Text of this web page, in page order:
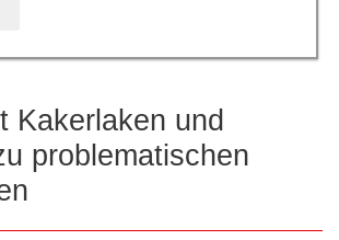
Kakerlaken und
problematischen